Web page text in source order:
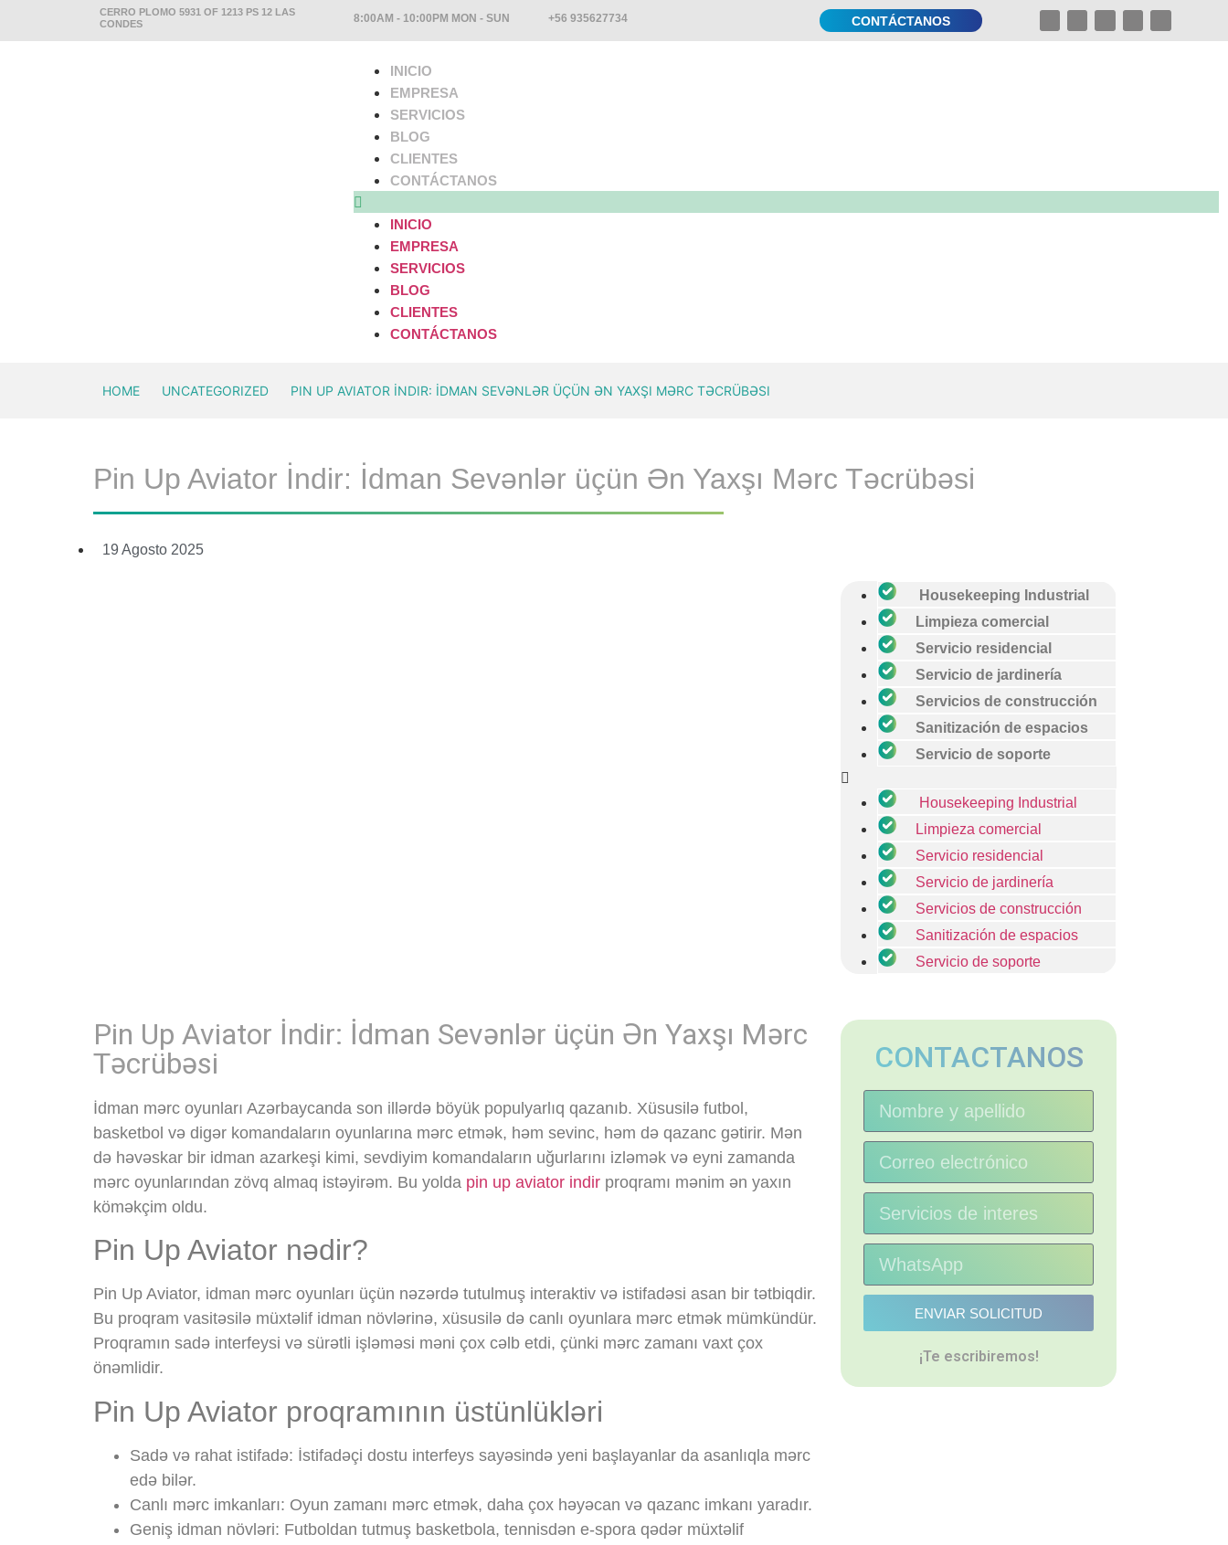
CERRO PLOMO 5931 OF 1213 PS 12 LAS
CONDES
8:00AM - 10:00PM MON - SUN +56 935627734 CONTÁCTANOS
INICIO
EMPRESA
SERVICIOS
BLOG
CLIENTES
CONTÁCTANOS
INICIO
EMPRESA
SERVICIOS
BLOG
CLIENTES
CONTÁCTANOS
HOME UNCATEGORIZED PIN UP AVIATOR İNDIR: İDMAN SEVƏNLƏR ÜÇÜN ƏN YAXŞI MƏRC TƏCRÜBƏSI
Pin Up Aviator İndir: İdman Sevənlər üçün Ən Yaxşı Mərc Təcrübəsi
19 Agosto 2025
Housekeeping Industrial
Limpieza comercial
Servicio residencial
Servicio de jardinería
Servicios de construcción
Sanitización de espacios
Servicio de soporte
Housekeeping Industrial
Limpieza comercial
Servicio residencial
Servicio de jardinería
Servicios de construcción
Sanitización de espacios
Servicio de soporte
Pin Up Aviator İndir: İdman Sevənlər üçün Ən Yaxşı Mərc
Təcrübəsi
İdman mərc oyunları Azərbaycanda son illərdə böyük populyarlıq qazanıb. Xüsusilə futbol,
basketbol və digər komandaların oyunlarına mərc etmək, həm sevinc, həm də qazanc gətirir. Mən
də həvəskar bir idman azarkeşi kimi, sevdiyim komandaların uğurlarını izləmək və eyni zamanda
mərc oyunlarından zövq almaq istəyirəm. Bu yolda pin up aviator indir proqramı mənim ən yaxın
köməkçim oldu.
Pin Up Aviator nədir?
Pin Up Aviator, idman mərc oyunları üçün nəzərdə tutulmuş interaktiv və istifadəsi asan bir tətbiqdir.
Bu proqram vasitəsilə müxtəlif idman növlərinə, xüsusilə də canlı oyunlara mərc etmək mümkündür.
Proqramın sadə interfeysi və sürətli işləməsi məni çox cəlb etdi, çünki mərc zamanı vaxt çox
önəmlidir.
Pin Up Aviator proqramının üstünlükləri
Sadə və rahat istifadə: İstifadəçi dostu interfeys sayəsində yeni başlayanlar da asanlıqla mərc
edə bilər.
Canlı mərc imkanları: Oyun zamanı mərc etmək, daha çox həyəcan və qazanc imkanı yaradır.
Geniş idman növləri: Futboldan tutmuş basketbola, tennisdən e-spora qədər müxtəlif
CONTACTANOS
ENVIAR SOLICITUD
¡Te escribiremos!